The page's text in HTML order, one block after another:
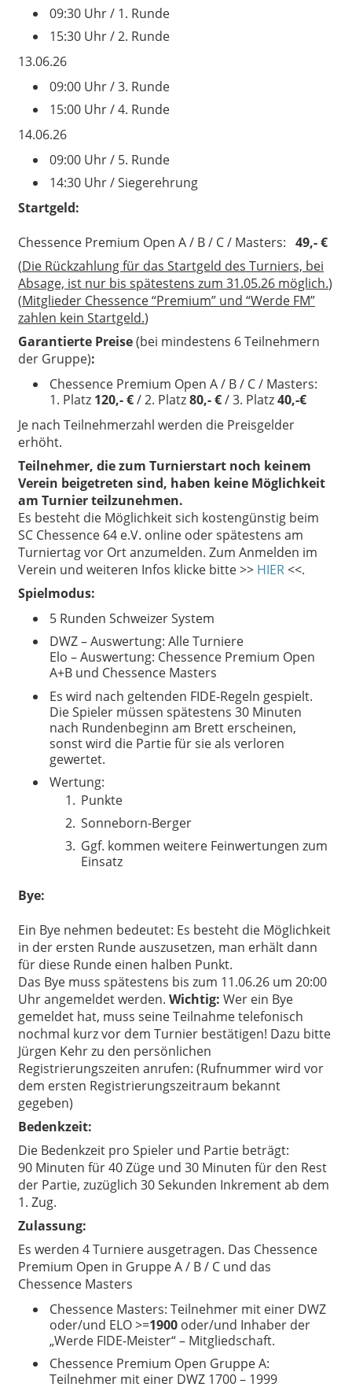
09:30 Uhr / 1. Runde
15:30 Uhr / 2. Runde
13.06.26
09:00 Uhr / 3. Runde
15:00 Uhr / 4. Runde
14.06.26
09:00 Uhr / 5. Runde
14:30 Uhr / Siegerehrung
Startgeld:
Chessence Premium Open A / B / C / Masters: 49,- €
(Die Rückzahlung für das Startgeld des Turniers, bei
Absage, ist nur bis spätestens zum 31.05.26 möglich.)
(Mitglieder Chessence “Premium” und “Werde FM”
zahlen kein Startgeld.)
Garantierte Preise(bei mindestens 6 Teilnehmern
der Gruppe):
Chessence Premium Open A / B / C / Masters:
1. Platz 120,- €/ 2. Platz80,- €/ 3. Platz40,-€
Je nach Teilnehmerzahl werden die Preisgelder
erhöht.
Teilnehmer, die zum Turnierstart noch keinem
Verein beigetreten sind, haben keine Möglichkeit
am Turnier teilzunehmen.
Es besteht die Möglichkeit sich kostengünstig beim
SC Chessence 64 e.V. online oder spätestens am
Turniertag vor Ort anzumelden. Zum Anmelden im
Verein und weiteren Infos klicke bitte >> HIER<<.
Spielmodus:
5 Runden Schweizer System
DWZ – Auswertung: Alle Turniere
Elo – Auswertung: Chessence Premium Open
A+B und Chessence Masters
Es wird nach geltenden FIDE-Regeln gespielt.
Die Spieler müssen spätestens 30 Minuten
nach Rundenbeginn am Brett erscheinen,
sonst wird die Partie für sie als verloren
gewertet.
Wertung:
Punkte
Sonneborn-Berger
Ggf. kommen weitere Feinwertungen zum
Einsatz
Bye:
Ein Bye nehmen bedeutet: Es besteht die Möglichkeit
in der ersten Runde auszusetzen, man erhält dann
für diese Runde einen halben Punkt.
Das Bye muss spätestens bis zum 11.06.26 um 20:00
Uhr angemeldet werden. Wichtig: Wer ein Bye
gemeldet hat, muss seine Teilnahme telefonisch
nochmal kurz vor dem Turnier bestätigen! Dazu bitte
Jürgen Kehr zu den persönlichen
Registrierungszeiten anrufen: (Rufnummer wird vor
dem ersten Registrierungszeitraum bekannt
gegeben)
Bedenkzeit:
Die Bedenkzeit pro Spieler und Partie beträgt:
90 Minuten für 40 Züge und 30 Minuten für den Rest
der Partie, zuzüglich 30 Sekunden Inkrement ab dem
1. Zug.
Zulassung:
Es werden 4 Turniere ausgetragen. Das Chessence
Premium Open in Gruppe A / B / C und das
Chessence Masters
Chessence Masters: Teilnehmer mit einer DWZ
oder/und ELO >=1900oder/und Inhaber der
„Werde FIDE-Meister“ – Mitgliedschaft.
Chessence Premium Open Gruppe A:
Teilnehmer mit einer DWZ 1700 – 1999